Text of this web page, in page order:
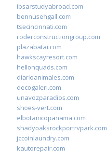
ibsarstudyabroad.com
bennusehgall.com
tsecincinnati.com
roderconstructiongroup.com
plazabatai.com
hawkscayresort.com
hellonquads.com
diarioanimales.com
decogaleri.com
unavozparadios.com
shoes-vert.com
elbotanicopanama.com
shadyoaksrockportrvpark.com
jccoinlaundry.com
kautorepair.com